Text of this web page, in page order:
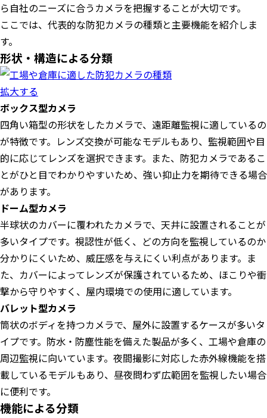
ら自社のニーズに合うカメラを把握することが大切です。
ここでは、代表的な防犯カメラの種類と主要機能を紹介しま
す。
形状・構造による分類
拡大する
ボックス型カメラ
四角い箱型の形状をしたカメラで、遠距離監視に適しているの
が特徴です。レンズ交換が可能なモデルもあり、監視範囲や目
的に応じてレンズを選択できます。また、防犯カメラであるこ
とがひと目でわかりやすいため、強い抑止力を期待できる場合
があります。
ドーム型カメラ
半球状のカバーに覆われたカメラで、天井に設置されることが
多いタイプです。視認性が低く、どの方向を監視しているのか
分かりにくいため、威圧感を与えにくい利点があります。ま
た、カバーによってレンズが保護されているため、ほこりや衝
撃から守りやすく、屋内環境での使用に適しています。
バレット型カメラ
筒状のボディを持つカメラで、屋外に設置するケースが多いタ
イプです。防水・防塵性能を備えた製品が多く、工場や倉庫の
周辺監視に向いています。夜間撮影に対応した赤外線機能を搭
載しているモデルもあり、昼夜問わず広範囲を監視したい場合
に便利です。
機能による分類